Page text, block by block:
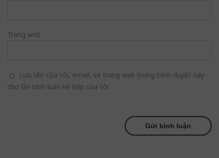
Trang web
Lưu tên của tôi, email, và trang web trong trình duyệt này
cho lần bình luận kế tiếp của tôi.